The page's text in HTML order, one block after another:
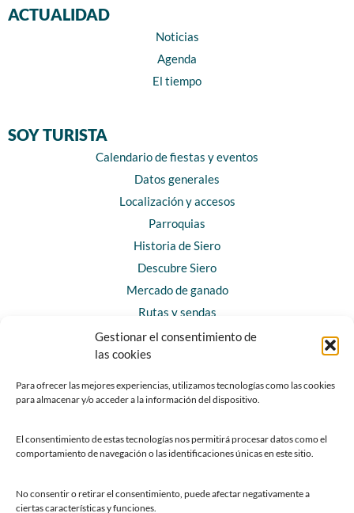
Gestionar el consentimiento de
las cookies
Para ofrecer las mejores experiencias, utilizamos tecnologías como las cookies
para almacenar y/o acceder a la información del dispositivo.
El consentimiento de estas tecnologías nos permitirá procesar datos como el
comportamiento de navegación o las identificaciones únicas en este sitio.
No consentir o retirar el consentimiento, puede afectar negativamente a
ciertas características y funciones.
ACTUALIDAD
Noticias
Agenda
El tiempo
SOY TURISTA
Calendario de fiestas y eventos
Datos generales
Localización y accesos
Parroquias
Historia de Siero
Descubre Siero
Mercado de ganado
Rutas y sendas
Horarios y contacto
Teléfonos de interés
Chatbot Siero
SEDES ELECTRÓNICAS
Sede del Ayuntamiento de Siero